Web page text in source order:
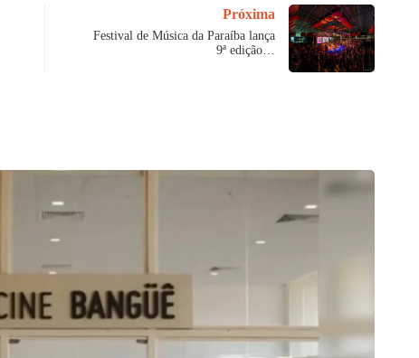
Próxima
Festival de Música da Paraíba lança
9ª edição…